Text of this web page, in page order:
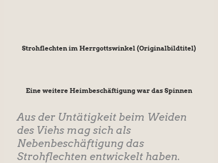
Strohflechten im Herrgottswinkel (Originalbildtitel)
Eine weitere Heimbeschäftigung war das Spinnen
Aus der Untätigkeit beim Weiden
des Viehs mag sich als
Nebenbeschäftigung das
Strohflechten entwickelt haben.